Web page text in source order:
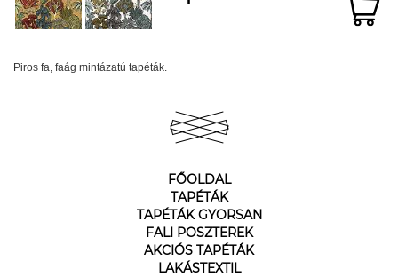
Piros fa, faág mintázatú tapéták.
FŐOLDAL
TAPÉTÁK
TAPÉTÁK GYORSAN
FALI POSZTEREK
AKCIÓS TAPÉTÁK
LAKÁSTEXTIL